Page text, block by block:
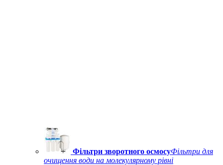
Фільтри зворотного осмосуФільтри для
очищення води на молекулярному рівні